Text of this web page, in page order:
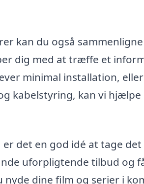
kan du også
dig med at træffe et
minimal installation,
kabelstyring, kan vi hjælpe
det en god idé at tage
uforpligtende tilbud og
dine film og serier i